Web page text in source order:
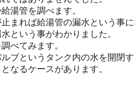
湯管を調べます。
まれば給湯管の漏水という事に
という事がわかりました。
べてみます。
ブというタンク内の水を開閉
なるケースがあります。